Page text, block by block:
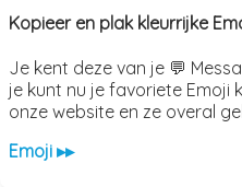
Kopieer en plak kleurrijke
Je kent deze van je 💬
je kunt nu je favoriete Emoji
onze website en ze overal
Emoji ▸▸